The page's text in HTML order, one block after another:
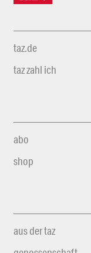
taz.de
taz zahl ich
abo
shop
aus der taz